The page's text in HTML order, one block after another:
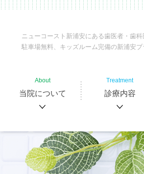
ニューコースト新浦安にある歯医者・歯
駐車場無料、キッズルーム完備の新浦安
About
当院について
Treatment
診療内容